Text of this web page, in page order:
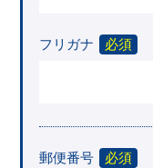
フリガナ 必須
郵便番号 必須